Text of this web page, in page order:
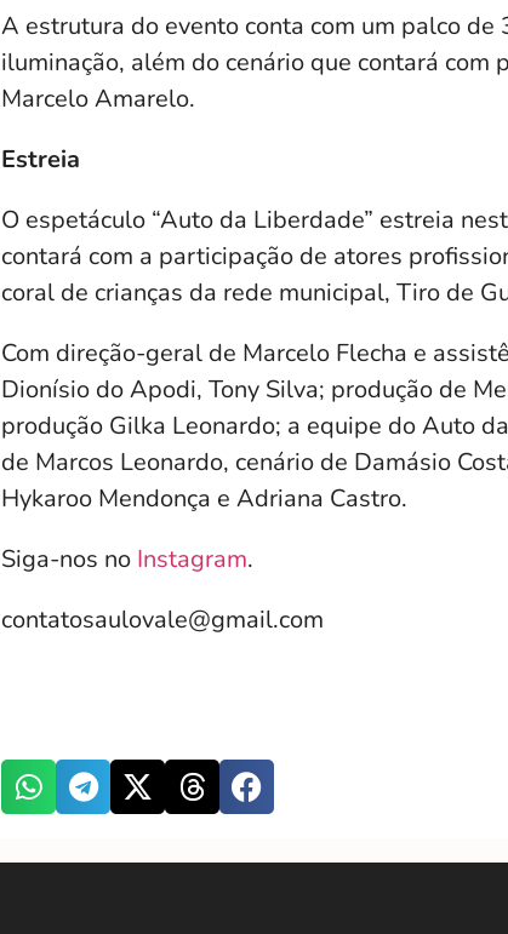
A estrutura do evento conta com um palco
iluminação, além do cenário que contará
Marcelo Amarelo.
Estreia
O espetáculo “Auto da Liberdade” estreia
contará com a participação de atores
coral de crianças da rede municipal, Tiro de
Com direção-geral de Marcelo Flecha e
Dionísio do Apodi, Tony Silva; produção de
produção Gilka Leonardo; a equipe do Auto
de Marcos Leonardo, cenário de Damásio
Hykaroo Mendonça e Adriana Castro.
Siga-nos no Instagram.
contatosaulovale@gmail.com